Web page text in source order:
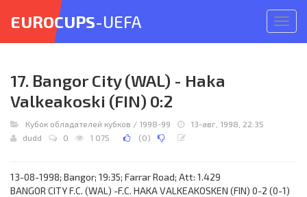
меню
EUROCUPS-UEFA
17. Bangor City (WAL) - Haka
Valkeakoski (FIN) 0:2
Кубок обладателей кубков / 1998-99
13-авг, 1998, 22:35
dudd
0 1 075 (0)
13-08-1998; Bangor; 19:35; Farrar Road; Att: 1.429
BANGOR CITY F.C. (WAL) -F.C. HAKA VALKEAKOSKEN (FIN) 0-2 (0-1)